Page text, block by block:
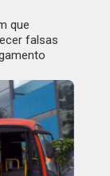
que
falsas